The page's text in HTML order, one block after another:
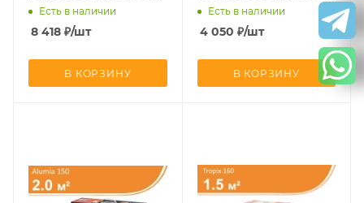
1,5 м2 STM200015
Есть в наличии
8 418 ₽/шт
В КОРЗИНУ
1 м2 SBM150010
Есть в наличии
4 050 ₽/шт
В КОРЗИНУ